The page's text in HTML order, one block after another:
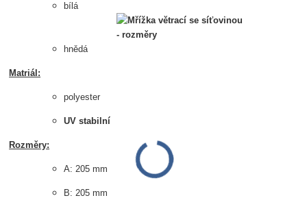
bílá
hnědá
Matriál:
polyester
UV stabilní
Rozměry:
A: 205 mm
B: 205 mm